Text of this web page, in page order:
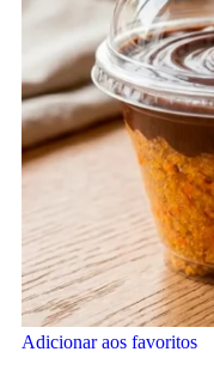
Adicionar aos favoritos